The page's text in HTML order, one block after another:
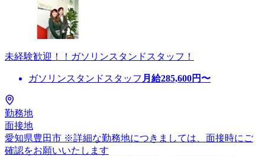
未経験歓迎！！ガソリンスタンドスタッフ！
ガソリンスタンドスタッフ 月給285,600円〜
勤務地
面接地
愛知県豊田市 ※詳細な勤務地につきましては、面接時にご
確認をお願いいたします